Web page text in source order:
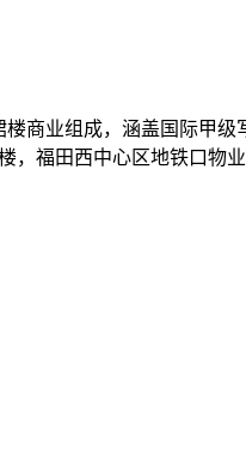
商业组成，涵盖国际甲
福田西中心区地铁口物